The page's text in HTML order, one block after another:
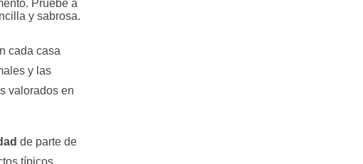
Pruebe a
y sabrosa.
cada casa
y las
valorados en
de parte de
típicos